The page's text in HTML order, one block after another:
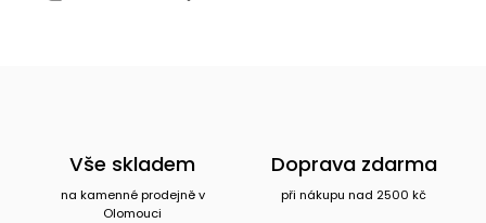
Vše skladem
na kamenné prodejně v
Olomouci
Doprava zdarma
při nákupu nad 2500 kč